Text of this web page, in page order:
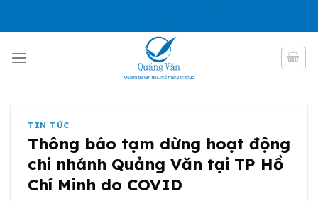
TIN TỨC
Thông báo tạm dừng hoạt động
chi nhánh Quảng Văn tại TP Hồ
Chí Minh do COVID